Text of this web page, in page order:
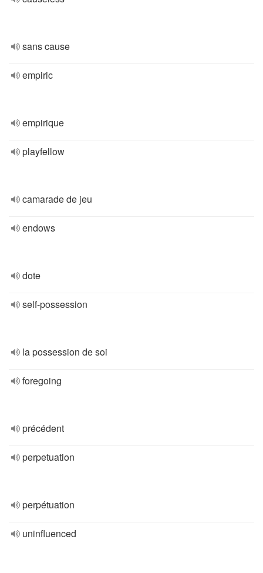
sans cause
empiric
empirique
playfellow
camarade de jeu
endows
dote
self-possession
la possession de soi
foregoing
précédent
perpetuation
perpétuation
uninfluenced